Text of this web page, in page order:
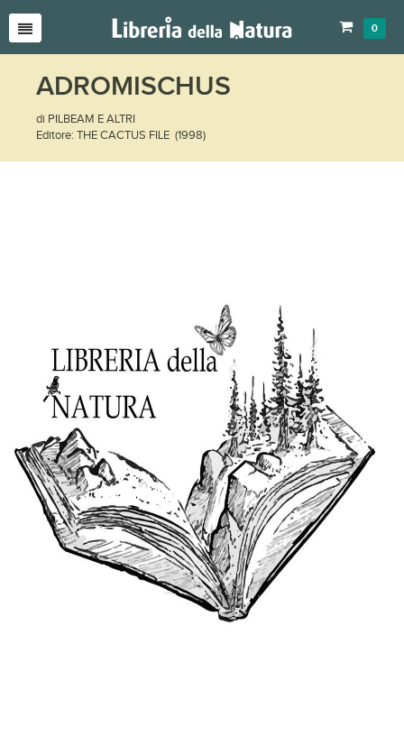
0
ADROMISCHUS
di PILBEAM E ALTRI
Editore: THE CACTUS FILE (1998)